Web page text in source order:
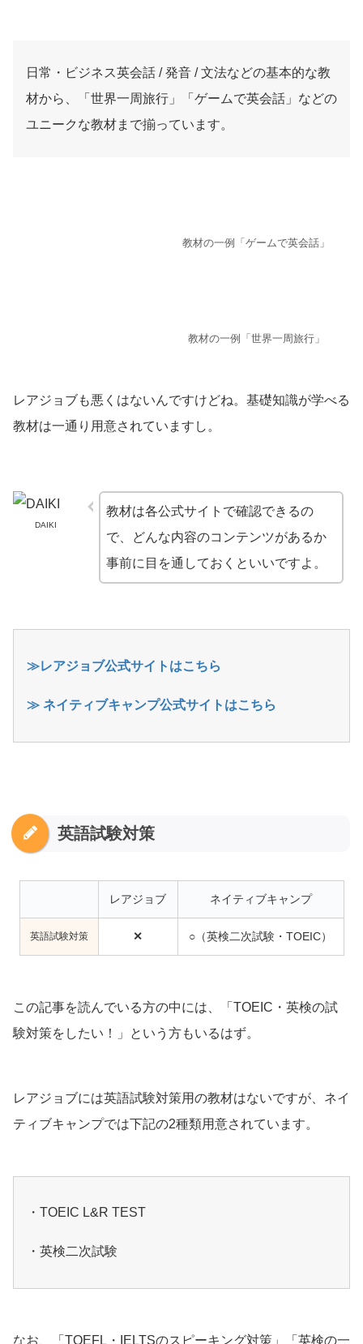
日常・ビジネス英会話 / 発音 / 文法などの基本的な教
材から、「世界一周旅行」「ゲームで英会話」などの
ユニークな教材まで揃っています。
教材の一例「ゲームで英会話」
教材の一例「世界一周旅行」
レアジョブも悪くはないんですけどね。基礎知識が学べる
教材は一通り用意されていますし。
DAIKI
教材は各公式サイトで確認できるの
で、どんな内容のコンテンツがあるか
事前に目を通しておくといいですよ。
≫レアジョブ公式サイトはこちら
≫ ネイティブキャンプ公式サイトはこちら
英語試験対策
レアジョブ ネイティブキャンプ
英語試験対策 ✕ ○（英検二次試験・TOEIC）
この記事を読んでいる方の中には、「TOEIC・英検の試
験対策をしたい！」という方もいるはず。
レアジョブには英語試験対策用の教材はないですが、ネイ
ティブキャンプでは下記の2種類用意されています。
・TOEIC L&R TEST
・英検二次試験
なお、「TOEFL・IELTSのスピーキング対策」「英検の一